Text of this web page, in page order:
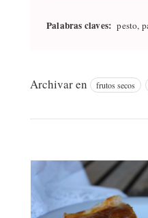
Palabras claves: pesto,
Archivar en frutos secos